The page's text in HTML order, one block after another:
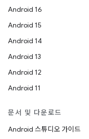
Android 16
Android 15
Android 14
Android 13
Android 12
Android 11
문서 및 다운로드
Android 스튜디오 가이드